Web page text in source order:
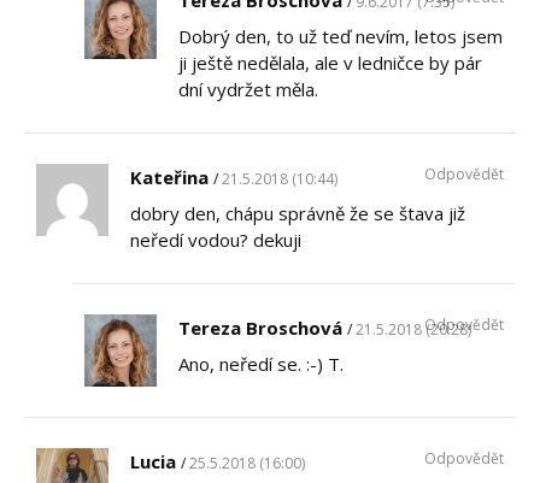
Dobrý den, to už teď nevím, letos jsem
ji ještě nedělala, ale v ledničce by pár
dní vydržet měla.
Kateřina 21.5.2018 (10:44)
dobry den, chápu správně že se štava již
neředí vodou? dekuji
Odpovědět
Tereza Broschová 21.5.2018 (20:28)
Ano, neředí se. :-) T.
Odpovědět
Lucia 25.5.2018 (16:00) Odpovědět